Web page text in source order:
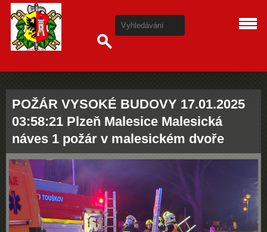
POŽÁR VYSOKÉ BUDOVY 17.01.2025
03:58:21 Plzeň Malesice Malesická
náves 1 požár v malesickém dvoře